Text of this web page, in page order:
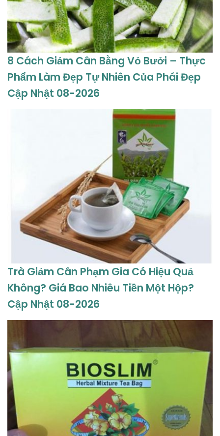
8 Cách Giảm Cân Bằng Vỏ Bưởi – Thực
Phẩm Làm Đẹp Tự Nhiên Của Phái Đẹp
Cập Nhật 08-2026
Trà Giảm Cân Phạm Gia Có Hiệu Quả
Không? Giá Bao Nhiêu Tiền Một Hộp?
Cập Nhật 08-2026